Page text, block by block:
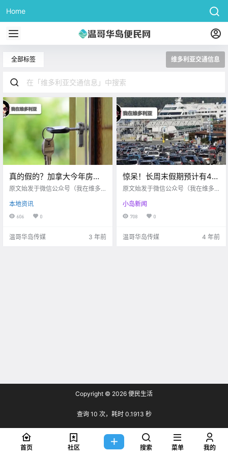
Home
全部标签 维多利亚交通信息
真的假的？加拿大今年房屋
销售量预计下降23%…周六
闭！
原文始发于微信公众号（我在维多
很快维多利亚就要迎来 第一家在岛
上获得批准的打车公司啦 它的名字
本地资讯
606 0
温哥华岛传媒 3 年前
惊呆！长周末假期预计有40
万人搭乘渡轮出行！
二阶段下周开始！
原文始发于微信公众号（我在维多
主想先为大家介绍一个冷知识 你们
知道吗～ 原来维多利亚是 2022年B
年上.
小岛新闻
708 0
温哥华岛传媒 4 年前
Copyright © 2026 便民生活
查询 10 次，耗时 0.1913 秒
首页 社区 搜索 菜单 我的